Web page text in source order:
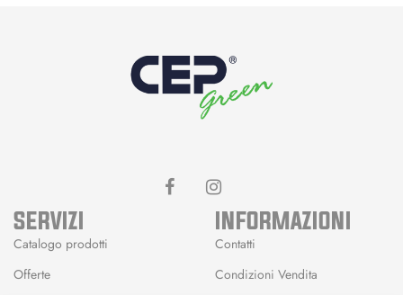
SERVIZI
Catalogo prodotti
Offerte
INFORMAZIONI
Contatti
Condizioni Vendita